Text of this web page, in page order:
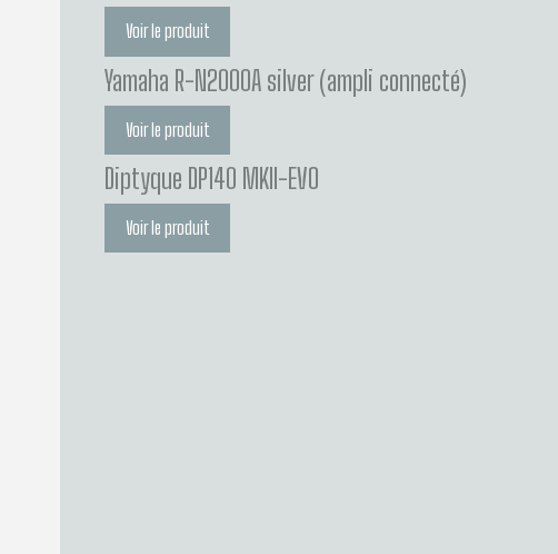
Voir le produit
Yamaha R-N2000A silver (ampli connecté)
Voir le produit
Diptyque DP140 MKII-EVO
Voir le produit